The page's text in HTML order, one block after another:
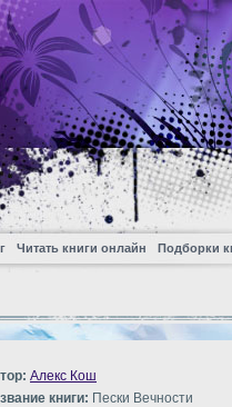
Читать книги онлайн Подборки
Алекс Кош
книги: Пески Вечности